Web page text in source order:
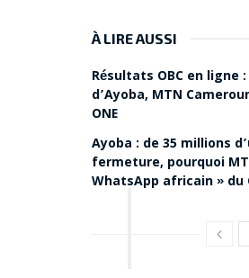
À LIRE AUSSI
Résultats OBC en ligne
d’Ayoba, MTN
ONE
Ayoba : de 35 millions
fermeture, pourquoi
WhatsApp africain » du